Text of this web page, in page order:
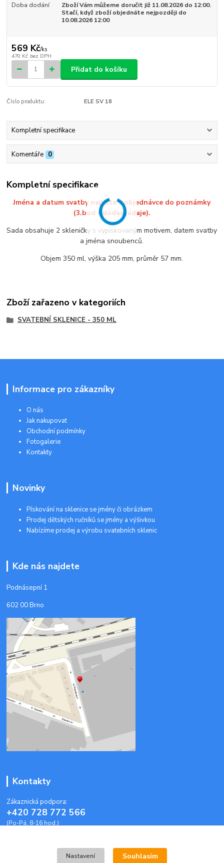
Doba dodání
Zboží Vám můžeme doručit již 11.08.2026 do 12:00.
Stačí, když zboží objednáte nejpozději do
10.08.2026 12:00
569 Kč/ks
470 Kč bez DPH
Přidat do košíku
Číslo produktu: ELE SV 18
Kompletní specifikace
Komentáře 0
Kompletní specifikace
Jména a datum svatby napište v objednávce do poznámky
(3.bod - dodací údaje).
Sada obsahuje 2 skleničky s vypískovaným motivem, datem svatby
a jména snoubenců.
Objem 350 ml, výška 205 mm, průměr 57 mm.
Zboží zařazeno v kategoriích
SVATEBNÍ SKLENICE - 350 ML
Informace pro zákazníky
O nás
Jak nakupovat
Obchodní podmínky
Fotogalerie
Kontakty
Novinky
Pískování na sklenice se jmény či obrázkem
Prodej dětských ručníků se jmény a výšivkou
Nabízíme prodej a výrobu svatebních sklenic
Kde nás najdete
Podnásepní 1
602 00 Brno
Kontakty
Zákaznická podpora:
+420 728 772 566
(Po-Pá, 8-16 hod.)
Nastavení Souhlasím